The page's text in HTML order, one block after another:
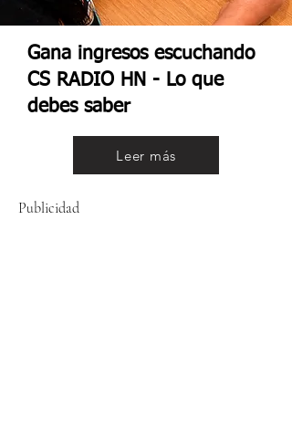
Gana ingresos escuchando
CS RADIO HN - Lo que
debes saber
Leer más
Publicidad